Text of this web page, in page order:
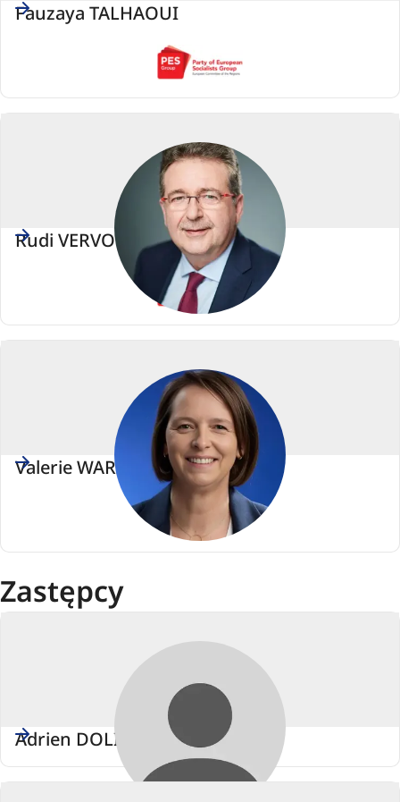
Fauzaya TALHAOUI
Socjalistów)
Rudi VERVOORT
PES
(Partia
Socjalistów)
Valerie WARZEE-CAVERENNE
Renew
Europe
Zastępcy
Adrien DOLIMONT